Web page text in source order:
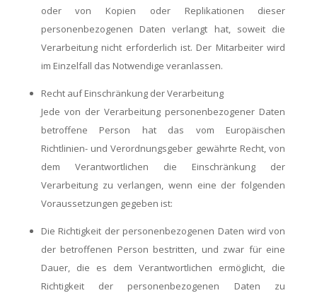
oder von Kopien oder Replikationen dieser
personenbezogenen Daten verlangt hat, soweit die
Verarbeitung nicht erforderlich ist. Der Mitarbeiter wird
im Einzelfall das Notwendige veranlassen.
Recht auf Einschränkung der Verarbeitung
Jede von der Verarbeitung personenbezogener Daten
betroffene Person hat das vom Europäischen
Richtlinien- und Verordnungsgeber gewährte Recht, von
dem Verantwortlichen die Einschränkung der
Verarbeitung zu verlangen, wenn eine der folgenden
Voraussetzungen gegeben ist:
Die Richtigkeit der personenbezogenen Daten wird von
der betroffenen Person bestritten, und zwar für eine
Dauer, die es dem Verantwortlichen ermöglicht, die
Richtigkeit der personenbezogenen Daten zu